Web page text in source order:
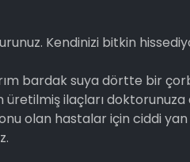
Kendinizi bitkin
bardak suya dörtte bir
ilaçları doktorunuza
olan hastalar için ciddi